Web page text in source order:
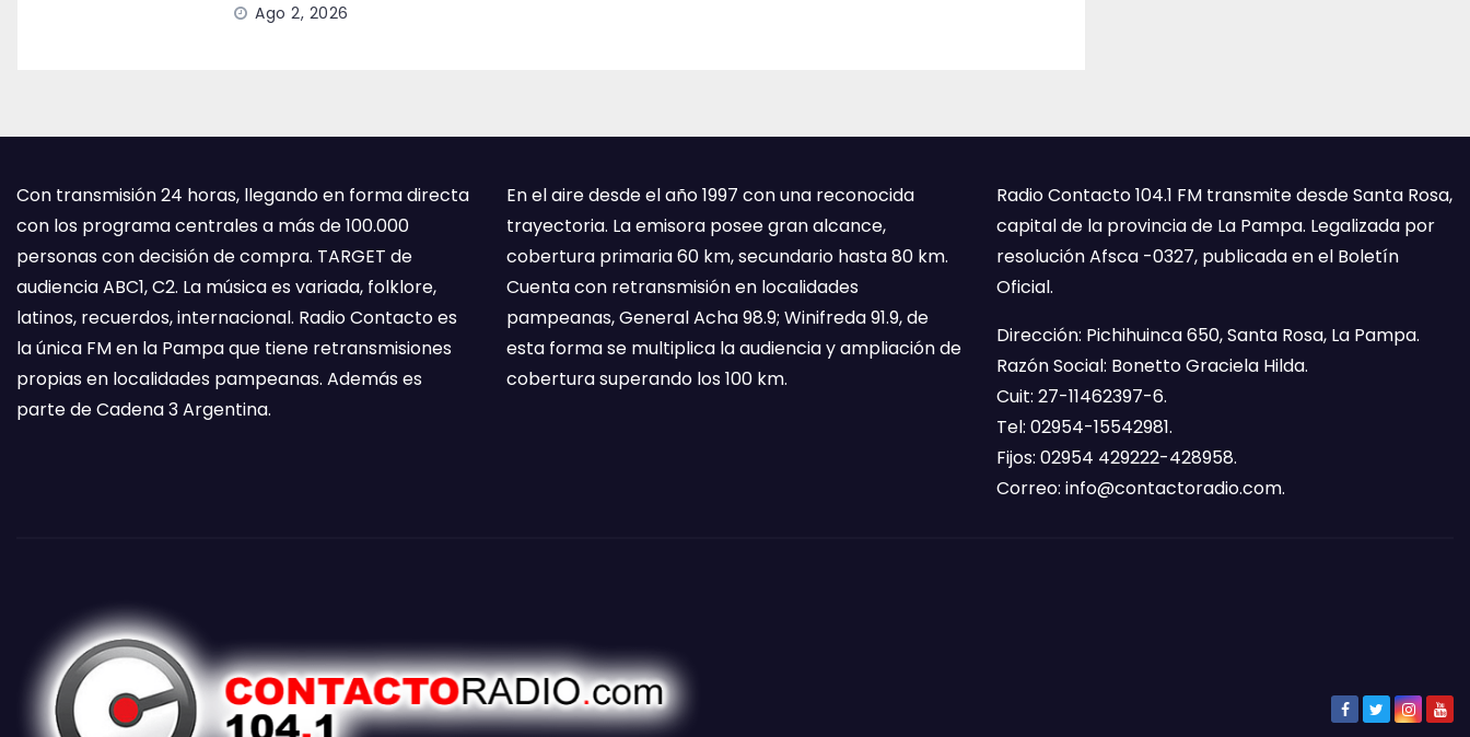
Ago 2, 2026
Con transmisión 24 horas, llegando en forma directa
con los programa centrales a más de 100.000
personas con decisión de compra. TARGET de
audiencia ABC1, C2. La música es variada, folklore,
latinos, recuerdos, internacional. Radio Contacto es
la única FM en la Pampa que tiene retransmisiones
propias en localidades pampeanas. Además es
parte de Cadena 3 Argentina.
En el aire desde el año 1997 con una reconocida
trayectoria. La emisora posee gran alcance,
cobertura primaria 60 km, secundario hasta 80 km.
Cuenta con retransmisión en localidades
pampeanas, General Acha 98.9; Winifreda 91.9, de
esta forma se multiplica la audiencia y ampliación de
cobertura superando los 100 km.
Radio Contacto 104.1 FM transmite desde Santa Rosa,
capital de la provincia de La Pampa. Legalizada por
resolución Afsca -0327, publicada en el Boletín
Oficial.
Dirección: Pichihuinca 650, Santa Rosa, La Pampa.
Razón Social: Bonetto Graciela Hilda.
Cuit: 27-11462397-6.
Tel: 02954-15542981.
Fijos: 02954 429222-428958.
Correo: info@contactoradio.com.